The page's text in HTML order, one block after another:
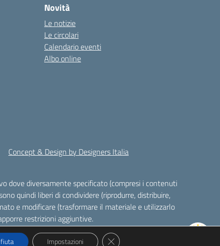
Novità
Le notizie
Le circolari
Calendario eventi
Albo online
Concept & Design by Designers Italia
dove diversamente specificato (compresi i contenuti
quindi liberi di condividere (riprodurre, distribuire,
e modificare (trasformare il materiale e utilizzarlo
restrizioni aggiuntive.
Impostazioni Close GDPR Cookie Banner